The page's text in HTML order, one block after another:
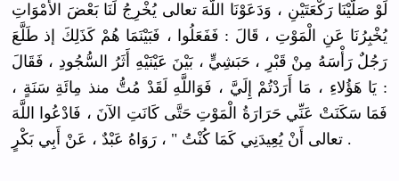
لَوْ صَلَّيْنَا رَكْعَتَيْنِ ، وَدَعَوْنَا اللَّهَ تعالى يُخْرِجُ لَنَا بَعْضَ الأَمْوَاتِ
يُخْبِرُنَا عَنِ الْمَوْتِ ، قَالَ : فَفَعَلُوا ، فَبَيْنَمَا هُمْ كَذَلِكَ إذ طَلَّعَ
رَجُلٌ رَأْسَهُ مِنْ قَبْرِ ، حَبَشِيٍّ ، بَيْنَ عَيْنَيْهِ أَثَرُ السُّجُودِ ، فَقَالَ
: يَا هَؤُلاءِ ، مَا أَرَدْتُمْ إِلَيَّ ، فَوَاللَّهِ لَقَدْ مُتُّ منذ مِائَةِ سَنَةٍ ،
فَمَا سَكَنَتْ عَنِّي حَرَارَةُ الْمَوْتِ حَتَّى كَانَتِ الآنَ ، فَادْعُوا اللَّهَ
تعالى أَنْ يُعِيدَنِي كَمَا كُنْتُ " ، رَوَاهُ عَبْدٌ ، عَنْ أَبِي بَكْرٍ .